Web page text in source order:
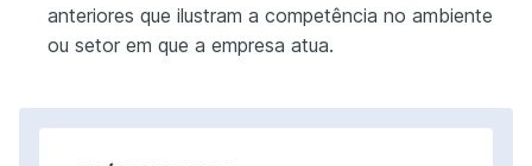
anteriores que ilustram a competência no ambiente
ou setor em que a empresa atua.